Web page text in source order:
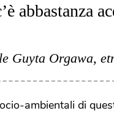
abbastanza
Guyta Orgawa,
ambientali di